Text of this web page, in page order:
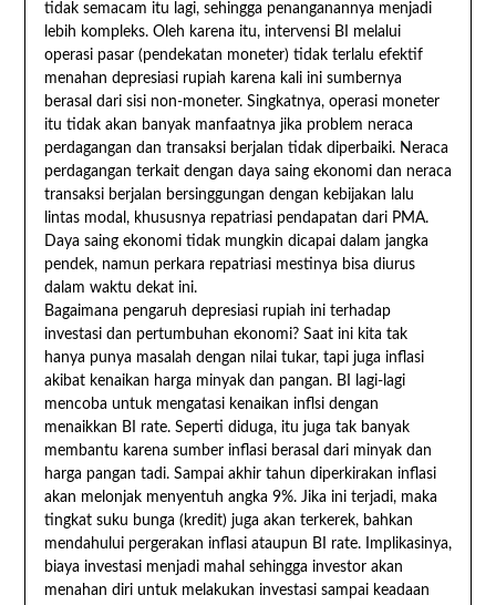
tidak semacam itu lagi, sehingga penanganannya menjadi
lebih kompleks. Oleh karena itu, intervensi BI melalui
operasi pasar (pendekatan moneter) tidak terlalu efektif
menahan depresiasi rupiah karena kali ini sumbernya
berasal dari sisi non-moneter. Singkatnya, operasi moneter
itu tidak akan banyak manfaatnya jika problem neraca
perdagangan dan transaksi berjalan tidak diperbaiki. Neraca
perdagangan terkait dengan daya saing ekonomi dan neraca
transaksi berjalan bersinggungan dengan kebijakan lalu
lintas modal, khususnya repatriasi pendapatan dari PMA.
Daya saing ekonomi tidak mungkin dicapai dalam jangka
pendek, namun perkara repatriasi mestinya bisa diurus
dalam waktu dekat ini.
Bagaimana pengaruh depresiasi rupiah ini terhadap
investasi dan pertumbuhan ekonomi? Saat ini kita tak
hanya punya masalah dengan nilai tukar, tapi juga inflasi
akibat kenaikan harga minyak dan pangan. BI lagi-lagi
mencoba untuk mengatasi kenaikan inflsi dengan
menaikkan BI rate. Seperti diduga, itu juga tak banyak
membantu karena sumber inflasi berasal dari minyak dan
harga pangan tadi. Sampai akhir tahun diperkirakan inflasi
akan melonjak menyentuh angka 9%. Jika ini terjadi, maka
tingkat suku bunga (kredit) juga akan terkerek, bahkan
mendahului pergerakan inflasi ataupun BI rate. Implikasinya,
biaya investasi menjadi mahal sehingga investor akan
menahan diri untuk melakukan investasi sampai keadaan